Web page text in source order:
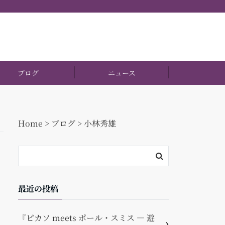
ブログ ニュース
Home > ブログ >小林秀雄
最近の投稿
『ピカソ meets ポール・スミス ― 遊